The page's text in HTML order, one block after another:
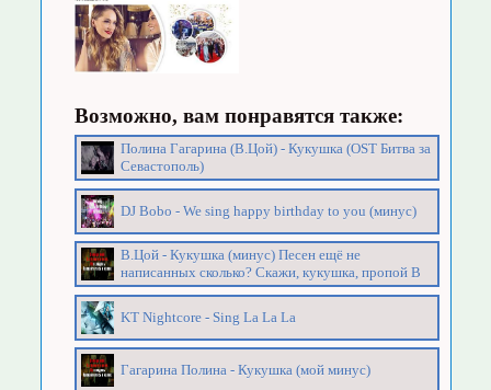
Возможно, вам понравятся также:
Полина Гагарина (В.Цой) - Кукушка (OST Битва за
Севастополь)
DJ Bobo - We sing happy birthday to you (минус)
В.Цой - Кукушка (минус) Песен ещё не
написанных сколько? Скажи, кукушка, пропой В
KT Nightcore - Sing La La La
Гагарина Полина - Кукушка (мой минус)